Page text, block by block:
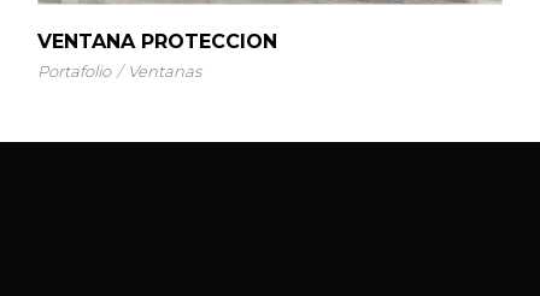
VENTANA PROTECCION
Portafolio Ventanas